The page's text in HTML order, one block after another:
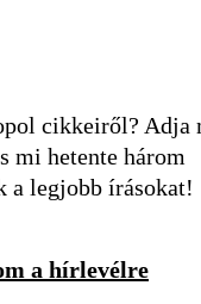
cikkeiről? Adja
mi hetente három
a legjobb írásokat!
a hírlevélre